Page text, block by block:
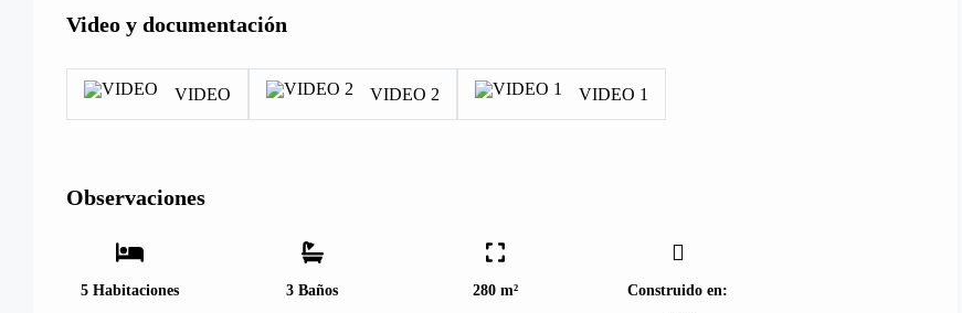
Video y documentación
VIDEO VIDEO 2 VIDEO 1
Observaciones
5 Habitaciones 3 Baños 280 m²
Construido en: